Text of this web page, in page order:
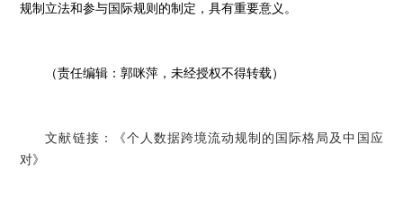
规制立法和参与国际规则的制定，具有重要意义。
（责任编辑：郭咪萍，未经授权不得转载）
文献链接：《个人数据跨境流动规制的国际格局及中国应
对》